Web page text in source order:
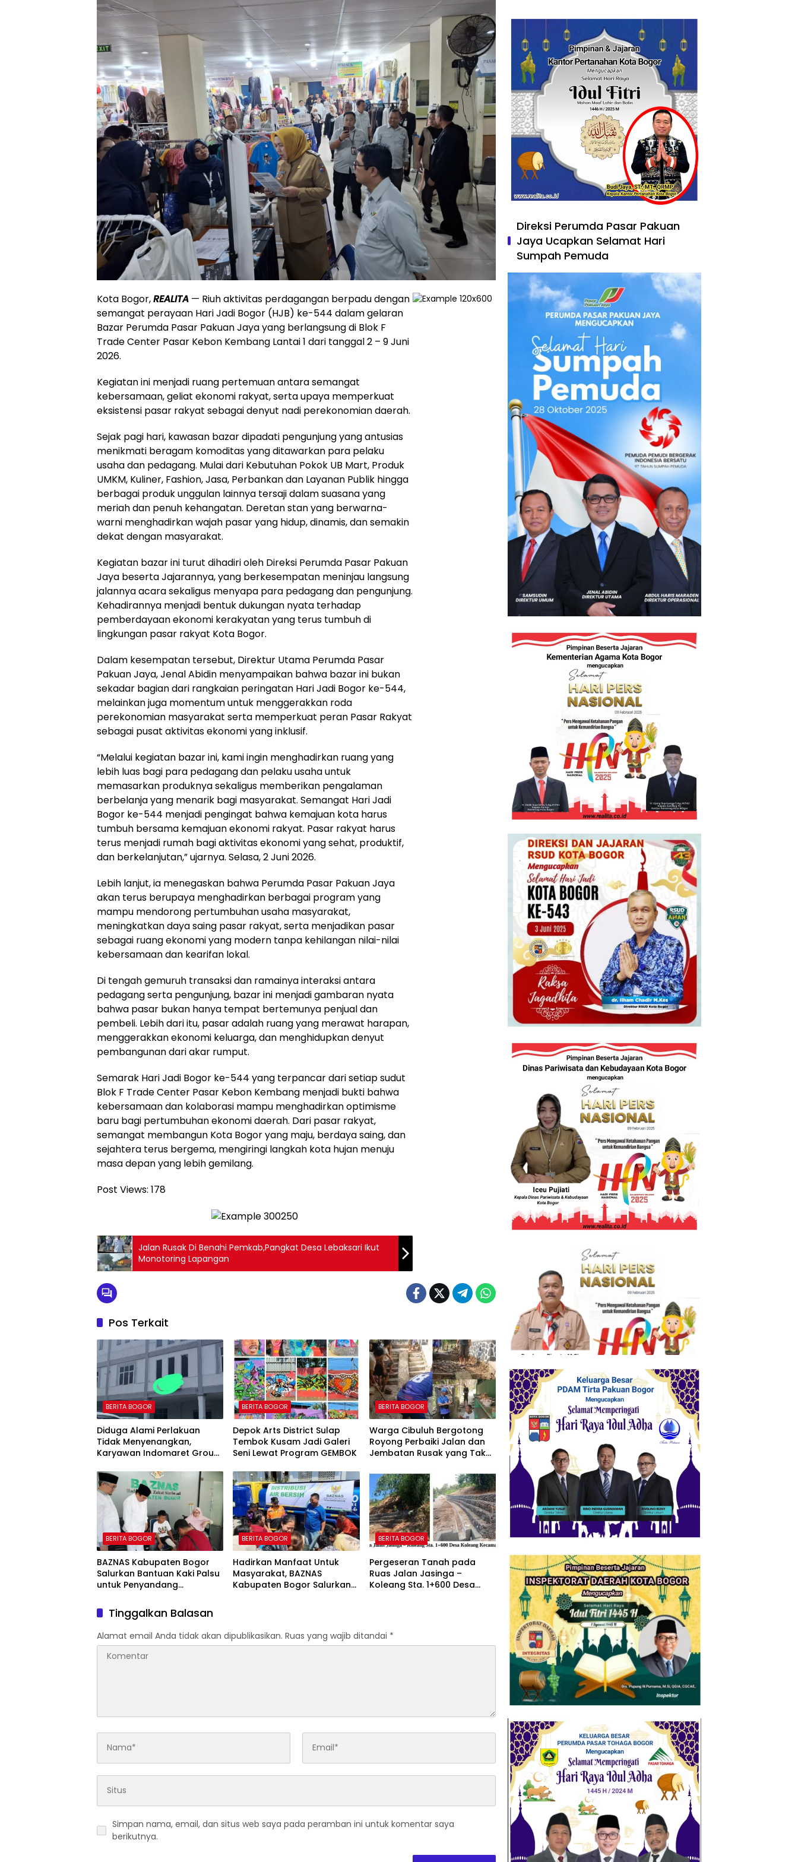
Kota Bogor,REALITA — Riuh aktivitas perdagangan berpadu dengan
semangat perayaan Hari Jadi Bogor (HJB) ke-544 dalam gelaran
Bazar Perumda Pasar Pakuan Jaya yang berlangsung di Blok F
Trade Center Pasar Kebon Kembang Lantai 1 dari tanggal 2 – 9 Juni
2026.
Kegiatan ini menjadi ruang pertemuan antara semangat
kebersamaan, geliat ekonomi rakyat, serta upaya memperkuat
eksistensi pasar rakyat sebagai denyut nadi perekonomian daerah.
Sejak pagi hari, kawasan bazar dipadati pengunjung yang antusias
menikmati beragam komoditas yang ditawarkan para pelaku
usaha dan pedagang. Mulai dari Kebutuhan Pokok UB Mart, Produk
UMKM, Kuliner, Fashion, Jasa, Perbankan dan Layanan Publik hingga
berbagai produk unggulan lainnya tersaji dalam suasana yang
meriah dan penuh kehangatan. Deretan stan yang berwarna-
warni menghadirkan wajah pasar yang hidup, dinamis, dan semakin
dekat dengan masyarakat.
Kegiatan bazar ini turut dihadiri oleh Direksi Perumda Pasar Pakuan
Jaya beserta Jajarannya, yang berkesempatan meninjau langsung
jalannya acara sekaligus menyapa para pedagang dan pengunjung.
Kehadirannya menjadi bentuk dukungan nyata terhadap
pemberdayaan ekonomi kerakyatan yang terus tumbuh di
lingkungan pasar rakyat Kota Bogor.
Dalam kesempatan tersebut, Direktur Utama Perumda Pasar
Pakuan Jaya, Jenal Abidin menyampaikan bahwa bazar ini bukan
sekadar bagian dari rangkaian peringatan Hari Jadi Bogor ke-544,
melainkan juga momentum untuk menggerakkan roda
perekonomian masyarakat serta memperkuat peran Pasar Rakyat
sebagai pusat aktivitas ekonomi yang inklusif.
“Melalui kegiatan bazar ini, kami ingin menghadirkan ruang yang
lebih luas bagi para pedagang dan pelaku usaha untuk
memasarkan produknya sekaligus memberikan pengalaman
berbelanja yang menarik bagi masyarakat. Semangat Hari Jadi
Bogor ke-544 menjadi pengingat bahwa kemajuan kota harus
tumbuh bersama kemajuan ekonomi rakyat. Pasar rakyat harus
terus menjadi rumah bagi aktivitas ekonomi yang sehat, produktif,
dan berkelanjutan,” ujarnya. Selasa, 2 Juni 2026.
Lebih lanjut, ia menegaskan bahwa Perumda Pasar Pakuan Jaya
akan terus berupaya menghadirkan berbagai program yang
mampu mendorong pertumbuhan usaha masyarakat,
meningkatkan daya saing pasar rakyat, serta menjadikan pasar
sebagai ruang ekonomi yang modern tanpa kehilangan nilai-nilai
kebersamaan dan kearifan lokal.
Di tengah gemuruh transaksi dan ramainya interaksi antara
pedagang serta pengunjung, bazar ini menjadi gambaran nyata
bahwa pasar bukan hanya tempat bertemunya penjual dan
pembeli. Lebih dari itu, pasar adalah ruang yang merawat harapan,
menggerakkan ekonomi keluarga, dan menghidupkan denyut
pembangunan dari akar rumput.
Semarak Hari Jadi Bogor ke-544 yang terpancar dari setiap sudut
Blok F Trade Center Pasar Kebon Kembang menjadi bukti bahwa
kebersamaan dan kolaborasi mampu menghadirkan optimisme
baru bagi pertumbuhan ekonomi daerah. Dari pasar rakyat,
semangat membangun Kota Bogor yang maju, berdaya saing, dan
sejahtera terus bergema, mengiringi langkah kota hujan menuju
masa depan yang lebih gemilang.
Post Views: 178
Jalan Rusak Di Benahi Pemkab,Pangkat Desa Lebaksari Ikut
Monotoring Lapangan
Pos Terkait
BERITA BOGOR
Diduga Alami Perlakuan
Tidak Menyenangkan,
Karyawan Indomaret Group
Hadapan Rekan Kerja
BERITA BOGOR
Depok Arts District Sulap
Tembok Kusam Jadi Galeri
Seni Lewat Program GEMBOK
BERITA BOGOR
Warga Cibuluh Bergotong
Royong Perbaiki Jalan dan
Jembatan Rusak yang Tak
BERITA BOGOR
BAZNAS Kabupaten Bogor
Salurkan Bantuan Kaki Palsu
untuk Penyandang
Kepedulian dalam Program
“Bogor Peduli”
BERITA BOGOR
Hadirkan Manfaat Untuk
Masyarakat, BAZNAS
Kabupaten Bogor Salurkan
BERITA BOGOR
Pergeseran Tanah pada
Ruas Jalan Jasinga –
Koleang Sta. 1+600 Desa
Tinggalkan Balasan
Alamat email Anda tidak akan dipublikasikan. Ruas yang wajib ditandai *
Simpan nama, email, dan situs web saya pada peramban ini untuk komentar saya
berikutnya.
Direksi Perumda Pasar Pakuan
Jaya Ucapkan Selamat Hari
Sumpah Pemuda